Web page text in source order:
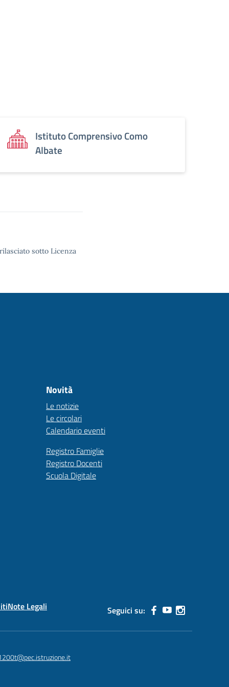
Istituto Comprensivo Como
Albate
sotto Licenza
Novità
Le notizie
Le circolari
Calendario eventi
Registro Famiglie
Registro Docenti
Scuola Digitale
Note Legali Seguici su: